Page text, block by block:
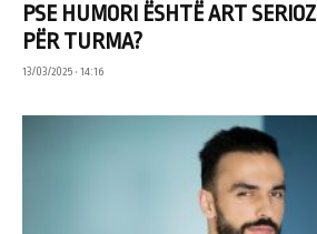
PSE HUMORI ËSHTË ART
PËR TURMA?
13/03/2025 • 14:16